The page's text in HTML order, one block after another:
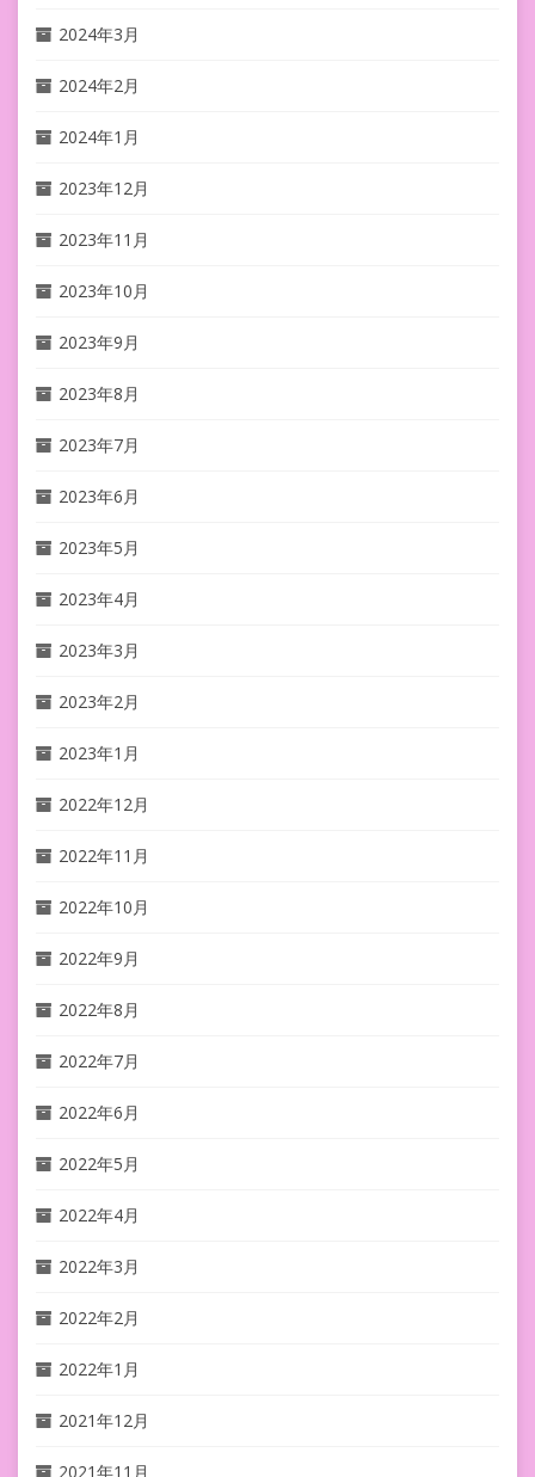
2024年3月
2024年2月
2024年1月
2023年12月
2023年11月
2023年10月
2023年9月
2023年8月
2023年7月
2023年6月
2023年5月
2023年4月
2023年3月
2023年2月
2023年1月
2022年12月
2022年11月
2022年10月
2022年9月
2022年8月
2022年7月
2022年6月
2022年5月
2022年4月
2022年3月
2022年2月
2022年1月
2021年12月
2021年11月